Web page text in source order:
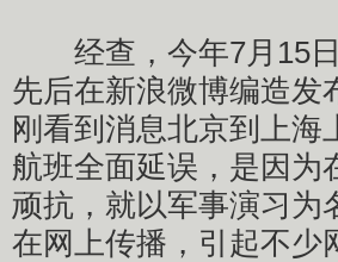
经查，今年7月15日
先后在新浪微博编造发
刚看到消息北京到上海
航班全面延误，是因为
顽抗，就以军事演习为
在网上传播，引起不少